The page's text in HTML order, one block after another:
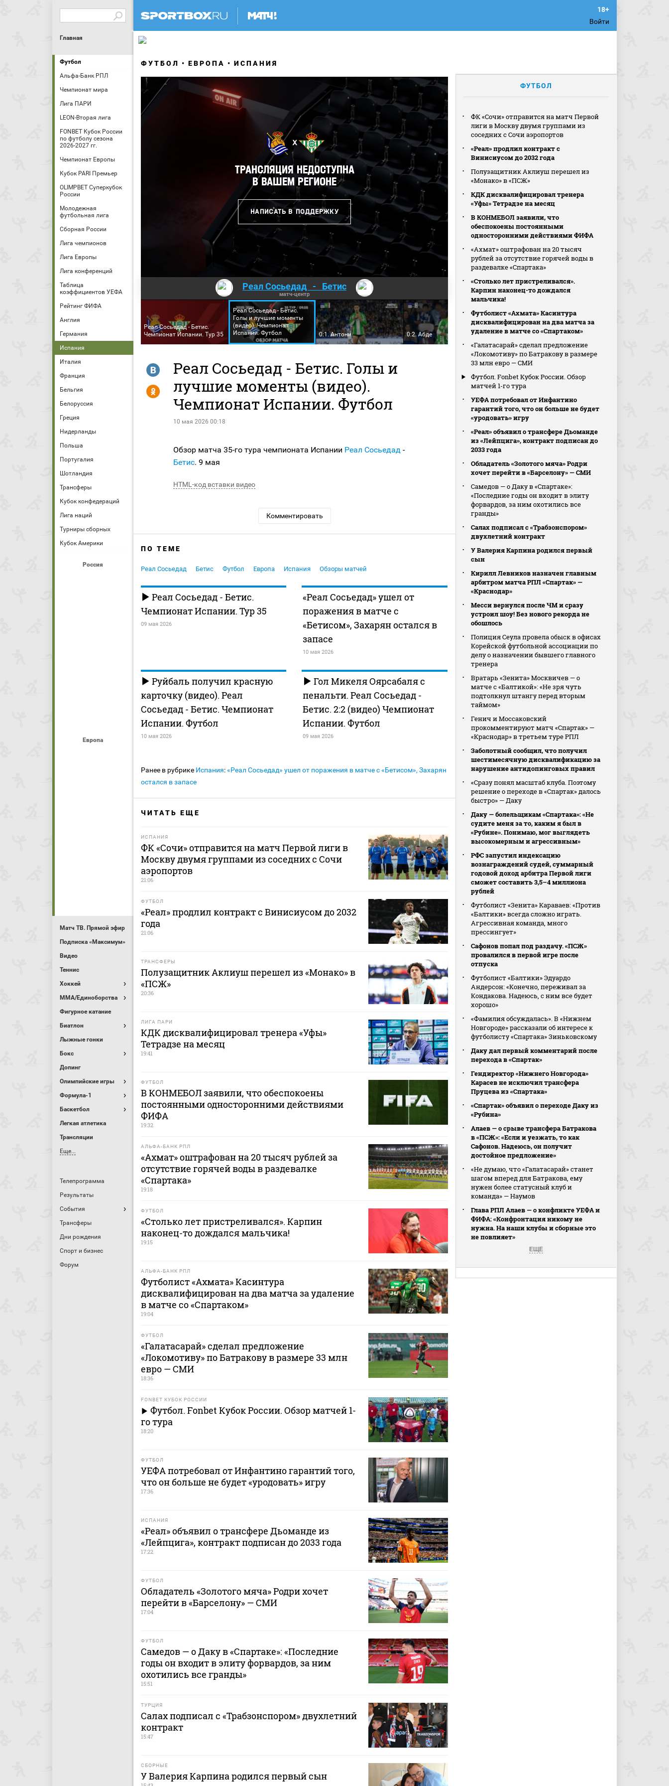
Войти
Главная
Футбол
Альфа-Банк РПЛ
Чемпионат мира
Лига ПАРИ
LEON-Вторая лига
FONBET Кубок России
по футболу сезона
2026-2027 гг.
Чемпионат Европы
Кубок PARI Премьер
OLIMPBET Суперкубок
России
Молодежная
футбольная лига
Сборная России
Лига чемпионов
Лига Европы
Лига конференций
Таблица
коэффициентов УЕФА
Рейтинг ФИФА
Англия
Германия
Испания
Италия
Франция
Бельгия
Белоруссия
Греция
Нидерланды
Польша
Португалия
Шотландия
Трансферы
Кубок конфедераций
Лига наций
Турниры сборных
Кубок Америки
Россия
Европа
Матч ТВ. Прямой эфир
Подписка «Максимум»
Видео
Теннис
Хоккей
MMA/Единоборства
Фигурное катание
Биатлон
Лыжные гонки
Бокс
Допинг
Олимпийские игры
Формула-1
Баскетбол
Легкая атлетика
Трансляции
Еще...
Телепрограмма
Результаты
События
Трансферы
Дни рождения
Спорт и бизнес
Форум
ФУТБОЛ ЕВРОПА ИСПАНИЯ
Реал Сосьедад - Бетис
матч-центр
Реал Сосьедад - Бетис.
Чемпионат Испании. Тур 35
Реал Сосьедад - Бетис.
Голы и лучшие моменты
(видео). Чемпионат
Испании. Футбол
0:1. Антони 0:2. Абде 1:2. Орри-Стейн Оскарссон 2:2. Микель Оярсабаль
Реал Сосьедад - Бетис. Голы и
лучшие моменты (видео).
Чемпионат Испании. Футбол
10 мая 2026 00:18
R
Y
Обзор матча 35-го тура чемпионата Испании Реал Сосьедад -
Бетис. 9 мая
HTML-код вставки видео
Комментировать
ПО ТЕМЕ
Реал Сосьедад Бетис Футбол Европа Испания Обзоры матчей
Реал Сосьедад - Бетис.
Чемпионат Испании. Тур 35
09 мая 2026
«Реал Сосьедад» ушел от
поражения в матче с
«Бетисом», Захарян остался в
запасе
10 мая 2026
Руйбаль получил красную
карточку (видео). Реал
Сосьедад - Бетис. Чемпионат
Испании. Футбол
10 мая 2026
Гол Микеля Оярсабаля с
пенальти. Реал Сосьедад -
Бетис. 2:2 (видео) Чемпионат
Испании. Футбол
09 мая 2026
Ранее в рубрике Испания:«Реал Сосьедад» ушел от поражения в матче с «Бетисом», Захарян
остался в запасе
ЧИТАТЬ ЕЩЕ
ИСПАНИЯ
ФК «Сочи» отправится на матч Первой лиги в
Москву двумя группами из соседних с Сочи
аэропортов
21:06
ФУТБОЛ
«Реал» продлил контракт с Винисиусом до 2032
года
21:06
ТРАНСФЕРЫ
Полузащитник Аклиуш перешел из «Монако» в
«ПСЖ»
20:36
ЛИГА ПАРИ
КДК дисквалифицировал тренера «Уфы»
Тетрадзе на месяц
19:41
ФУТБОЛ
В КОНМЕБОЛ заявили, что обеспокоены
постоянными односторонними действиями
ФИФА
19:32
АЛЬФА-БАНК РПЛ
«Ахмат» оштрафован на 20 тысяч рублей за
отсутствие горячей воды в раздевалке
«Спартака»
19:18
ФУТБОЛ
«Столько лет пристреливался». Карпин
наконец-то дождался мальчика!
19:15
АЛЬФА-БАНК РПЛ
Футболист «Ахмата» Касинтура
дисквалифицирован на два матча за удаление
в матче со «Спартаком»
19:04
ФУТБОЛ
«Галатасарай» сделал предложение
«Локомотиву» по Батракову в размере 33 млн
евро — СМИ
18:36
FONBET КУБОК РОССИИ
Футбол. Fonbet Кубок России. Обзор матчей 1-
го тура
18:20
ФУТБОЛ
УЕФА потребовал от Инфантино гарантий того,
что он больше не будет «уродовать» игру
17:36
ИСПАНИЯ
«Реал» объявил о трансфере Дьоманде из
«Лейпцига», контракт подписан до 2033 года
17:22
ФУТБОЛ
Обладатель «Золотого мяча» Родри хочет
перейти в «Барселону» — СМИ
17:04
ФУТБОЛ
Самедов — о Даку в «Спартаке»: «Последние
годы он входит в элиту форвардов, за ним
охотились все гранды»
15:51
ТУРЦИЯ
Салах подписал с «Трабзонспором» двухлетний
контракт
15:47
СБОРНЫЕ
У Валерия Карпина родился первый сын
ФУТБОЛ
ФК «Сочи» отправится на матч Первой
лиги в Москву двумя группами из
соседних с Сочи аэропортов
«Реал» продлил контракт с
Винисиусом до 2032 года
Полузащитник Аклиуш перешел из
«Монако» в «ПСЖ»
КДК дисквалифицировал тренера
«Уфы» Тетрадзе на месяц
В КОНМЕБОЛ заявили, что
обеспокоены постоянными
односторонними действиями ФИФА
«Ахмат» оштрафован на 20 тысяч
рублей за отсутствие горячей воды в
раздевалке «Спартака»
«Столько лет пристреливался».
Карпин наконец-то дождался
мальчика!
Футболист «Ахмата» Касинтура
дисквалифицирован на два матча за
удаление в матче со «Спартаком»
«Галатасарай» сделал предложение
«Локомотиву» по Батракову в размере
33 млн евро — СМИ
Футбол. Fonbet Кубок России. Обзор
матчей 1-го тура
УЕФА потребовал от Инфантино
гарантий того, что он больше не будет
«уродовать» игру
«Реал» объявил о трансфере Дьоманде
из «Лейпцига», контракт подписан до
2033 года
Обладатель «Золотого мяча» Родри
хочет перейти в «Барселону» — СМИ
Самедов — о Даку в «Спартаке»:
«Последние годы он входит в элиту
форвардов, за ним охотились все
гранды»
Салах подписал с «Трабзонспором»
двухлетний контракт
У Валерия Карпина родился первый
сын
Кирилл Левников назначен главным
арбитром матча РПЛ «Спартак» —
«Краснодар»
Месси вернулся после ЧМ и сразу
устроил шоу! Без нового рекорда не
обошлось
Полиция Сеула провела обыск в офисах
Корейской футбольной ассоциации по
делу о назначении бывшего главного
тренера
Вратарь «Зенита» Москвичев — о
матче с «Балтикой»: «Не зря чуть
подтолкнул штангу перед вторым
таймом»
Генич и Моссаковский
прокомментируют матч «Спартак» —
«Краснодар» в третьем туре РПЛ
Заболотный сообщил, что получил
шестимесячную дисквалификацию за
нарушение антидопинговых правил
«Сразу понял масштаб клуба. Поэтому
решение о переходе в «Спартак» далось
быстро» — Даку
Даку — болельщикам «Спартака»: «Не
судите меня за то, каким я был в
«Рубине». Понимаю, мог выглядеть
высокомерным и агрессивным»
РФС запустил индексацию
вознаграждений судей, суммарный
годовой доход арбитра Первой лиги
сможет составить 3,5–4 миллиона
рублей
Футболист «Зенита» Караваев: «Против
«Балтики» всегда сложно играть.
Агрессивная команда, много
прессингует»
Сафонов попал под раздачу. «ПСЖ»
провалился в первой игре после
отпуска
Футболист «Балтики» Эдуардо
Андерсон: «Конечно, переживал за
Кондакова. Надеюсь, с ним все будет
хорошо»
«Фамилия обсуждалась». В «Нижнем
Новгороде» рассказали об интересе к
футболисту «Спартака» Зиньковскому
Даку дал первый комментарий после
перехода в «Спартак»
Гендиректор «Нижнего Новгорода»
Карасев не исключил трансфера
Пруцева из «Спартака»
«Спартак» объявил о переходе Даку из
«Рубина»
Алаев — о срыве трансфера Батракова
в «ПСЖ»: «Если и уезжать, то как
Сафонов. Надеюсь, он получит
достойное предложение»
«Не думаю, что «Галатасарай» станет
шагом вперед для Батракова, ему
нужен более статусный клуб и
команда» — Наумов
Глава РПЛ Алаев — о конфликте УЕФА и
ФИФА: «Конфронтация никому не
нужна. На наши клубы и сборные это
не повлияет»
ЕЩЕ